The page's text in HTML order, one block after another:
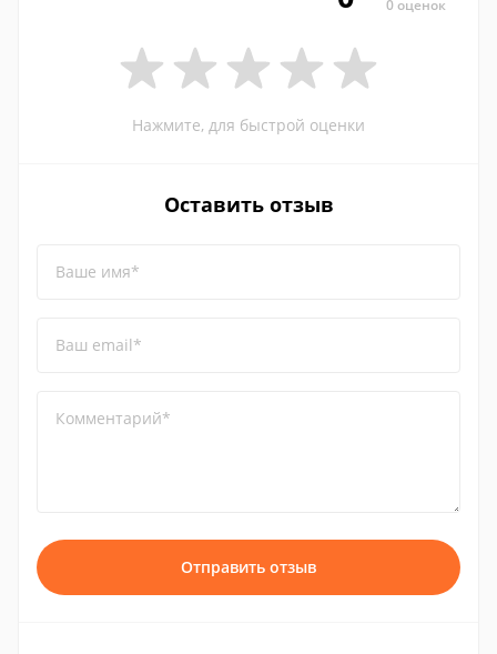
0 оценок
Нажмите, для быстрой оценки
Оставить отзыв
Ваше имя*
Ваш email*
Комментарий*
Отправить отзыв